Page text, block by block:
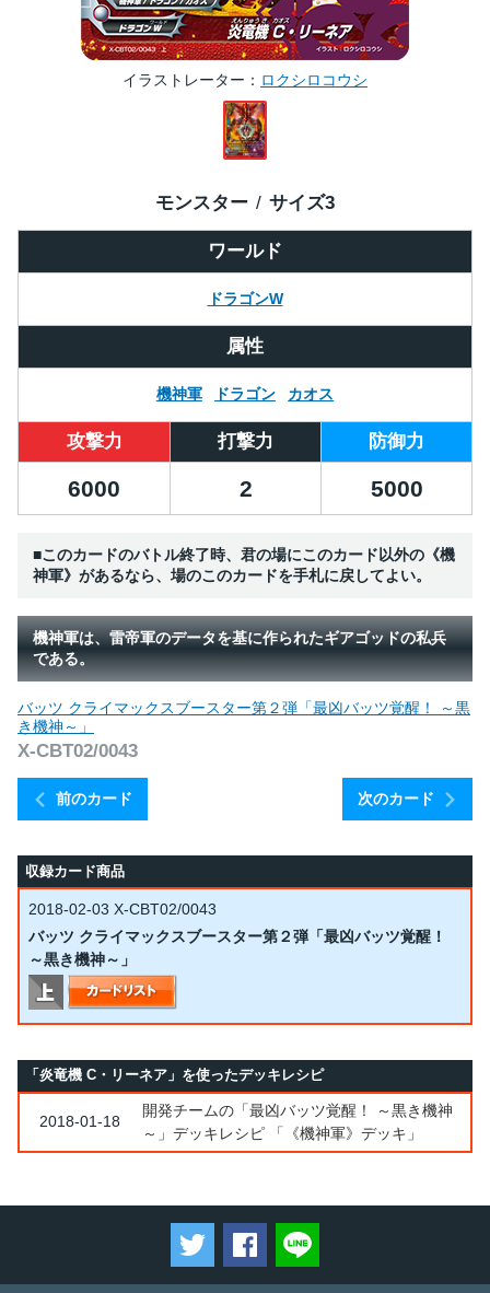
イラストレーター ロクシロコウシ
ワールド
ドラゴンW
モンスター サイズ3
属性
機神軍 ドラゴン カオス
攻撃力 打撃力 防御力
6000 2 5000
■このカードのバトル終了時、君の場にこのカード以外の《機
神軍》があるなら、場のこのカードを手札に戻してよい。
機神軍は、雷帝軍のデータを基に作られたギアゴッドの私兵
である。
前のカード
バッツ クライマックスブースター第２弾「最凶バッツ覚醒！ ～黒
き機神～」
X-CBT02/0043
次のカード
収録カード商品
2018-02-03 X-CBT02/0043
バッツ クライマックスブースター第２弾「最凶バッツ覚醒！
～黒き機神～」
「炎竜機 C・リーネア」を使ったデッキレシピ
2018-01-18
開発チームの「最凶バッツ覚醒！ ～黒き機神
～」デッキレシピ 「《機神軍》デッキ」
ツイートするFacebookでシェアする